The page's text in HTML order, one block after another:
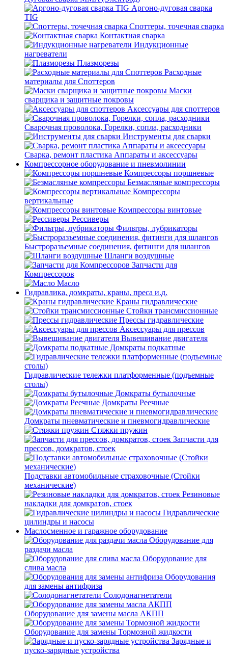
Аргоно-дуговая сварка
TIG
Споттеры, точечная сварка
Контактная сварка
Индукционные
нагреватели
Плазморезы
Расходные
материалы для Споттеров
Маски
сварщика и защитные покровы
Аксессуары для споттеров
Сварочная проволока, Горелки, сопла, расходники
Инструменты для сварки
Сварка, ремонт пластика Аппараты и аксессуары
Компрессорное оборудование и пневмолинии
Компрессоры поршневые
Безмасляные компрессоры
Компрессоры
вертикальные
Компрессоры винтовые
Рессиверы
Фильтры, лубрикаторы
Быстроразъемные соединения, фитинги для шлангов
Шланги воздушные
Запчасти для
Компрессоров
Масло
Гидравлика, домкраты, краны, преса и.д.
Краны гидравлические
Стойки трансмиссионные
Прессы гидравлические
Аксессуары для прессов
Вывешивание двигателя
Домкраты подкатные
Гидравлические тележки платформенные (подъемные
столы)
Домкраты бутылочные
Домкраты Реечные
Домкраты пневматические и пневмогидравлические
Стяжки пружин
Запчасти для
прессов, домкратов, стоек
Подставки автомобильные страховочные (Стойки
механические)
Резиновые
накладки для домкратов, стоек
Гидравлические
цилиндры и насосы
Маслосменное и гаражное оборудование
Оборудование для
раздачи масла
Оборудование для
слива масла
Оборудования
для замены антифриза
Солодонагнетатели
Оборудование для замены масла АКПП
Оборудование для замены Тормозной жидкости
Зарядные и
пуско-зарядные устройства